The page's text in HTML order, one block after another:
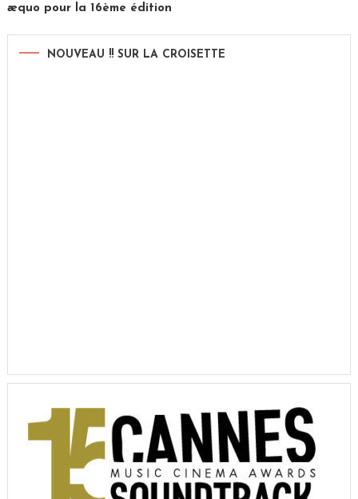
æquo pour la 16ème édition
NOUVEAU !! SUR LA CROISETTE